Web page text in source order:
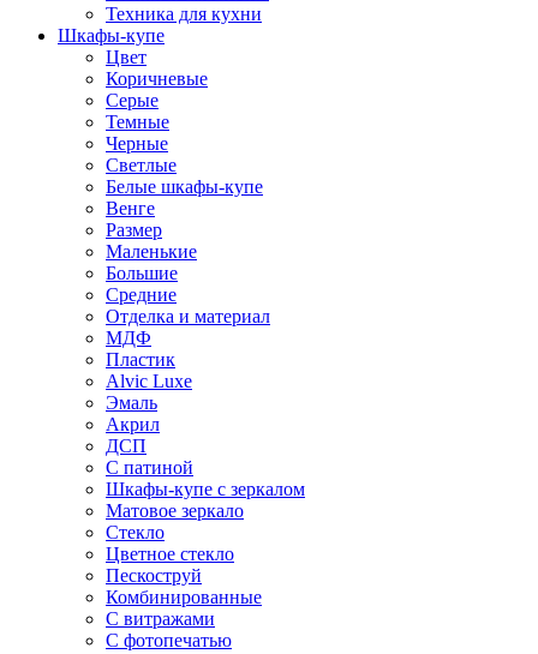
Техника для кухни
Шкафы-купе
Цвет
Коричневые
Серые
Темные
Черные
Светлые
Белые шкафы-купе
Венге
Размер
Маленькие
Большие
Средние
Отделка и материал
МДФ
Пластик
Alvic Luxe
Эмаль
Акрил
ДСП
С патиной
Шкафы-купе с зеркалом
Матовое зеркало
Стекло
Цветное стекло
Пескоструй
Комбинированные
С витражами
С фотопечатью